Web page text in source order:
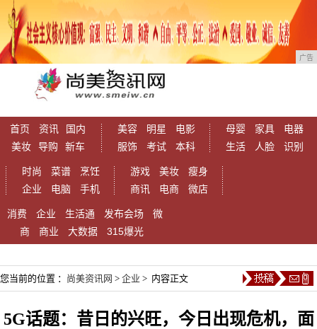
广告
首页 资讯
国内
美妆
导购 新车
美容 明星
电影
服饰
考试 本科
母婴 家具
电器
生活
人脸 识别
时尚 菜谱
烹饪
企业
电脑 手机
游戏 美妆
瘦身
商讯
电商 微店
消费 企业 生活通 发布会场
微
商
商业 大数据 315爆光
您当前的位置 ： 尚美资讯网 > 企业 > 内容正文
5G话题：昔日的兴旺，今日出现危机，面